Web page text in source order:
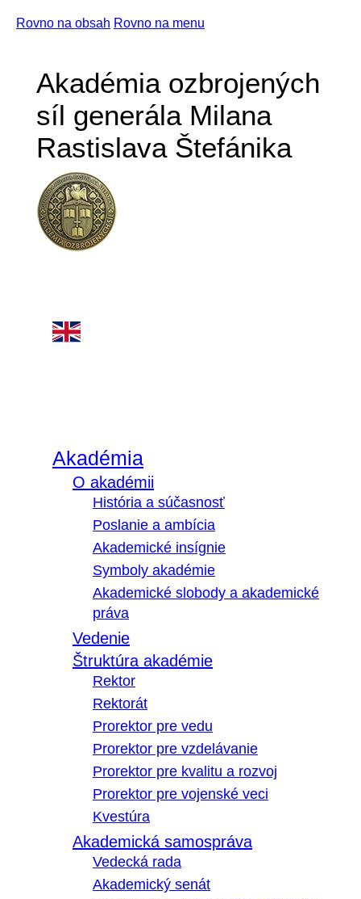
Rovno na obsah Rovno na menu
Akadémia ozbrojených
síl generála Milana
Rastislava Štefánika
Akadémia
O akadémii
História a súčasnosť
Poslanie a ambícia
Akademické insígnie
Symboly akadémie
Akademické slobody a akademické
práva
Vedenie
Štruktúra akadémie
Rektor
Rektorát
Prorektor pre vedu
Prorektor pre vzdelávanie
Prorektor pre kvalitu a rozvoj
Prorektor pre vojenské veci
Kvestúra
Akademická samospráva
Vedecká rada
Akademický senát